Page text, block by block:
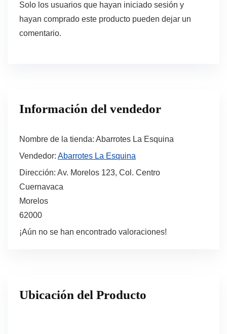
Solo los usuarios que hayan iniciado sesión y
hayan comprado este producto pueden dejar un
comentario.
Información del vendedor
Nombre de la tienda: Abarrotes La Esquina
Vendedor: Abarrotes La Esquina
Dirección: Av. Morelos 123, Col. Centro
Cuernavaca
Morelos
62000
¡Aún no se han encontrado valoraciones!
Ubicación del Producto